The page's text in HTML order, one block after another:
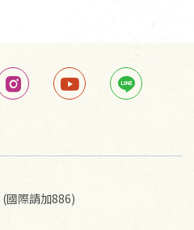
(國際請加886)